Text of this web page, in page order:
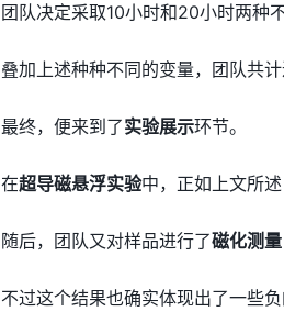
团队决定采取10小时和20小时两种
叠加上述种种不同的变量，团队共
最终，便来到了实验展示环节。
在超导磁悬浮实验中，正如上文所
随后，团队又对样品进行了磁化测量
不过这个结果也确实体现出了一些